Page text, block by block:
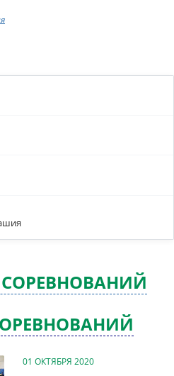
01 ОКТЯБРЯ 2020